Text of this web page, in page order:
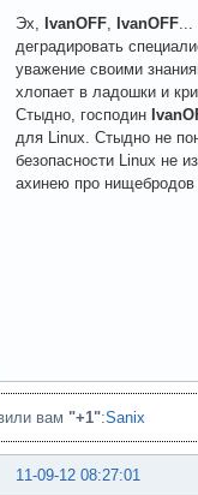
Эх, IvanOFF IvanOFF
деградировать
уважение своими
хлопает в ладошки и
Стыдно, господин
для Linux. Стыдно не
безопасности Linux не
ахинею про нищебродов
вам "+1":Sanix
11-09-12 08:27:01